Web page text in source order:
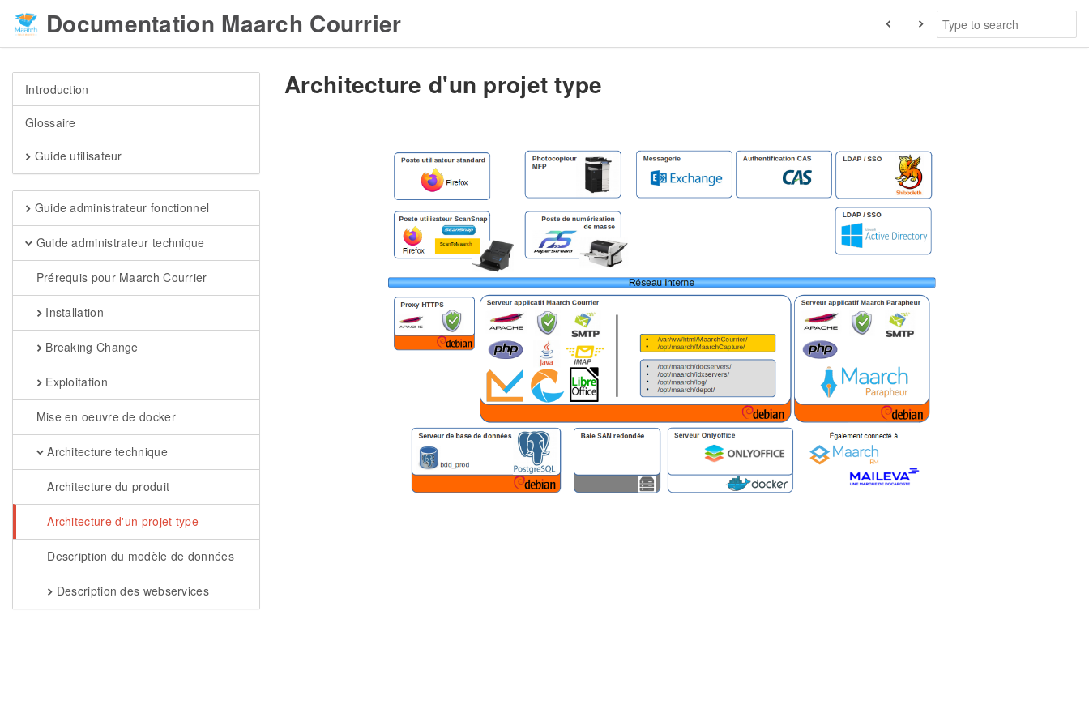
Documentation Maarch Courrier
Introduction
Glossaire
Guide utilisateur
Guide administrateur fonctionnel
Guide administrateur technique
Prérequis pour Maarch Courrier
Installation
Breaking Change
Exploitation
Mise en oeuvre de docker
Architecture technique
Architecture du produit
Architecture d'un projet type
Description du modèle de données
Description des webservices
Architecture d'un projet type